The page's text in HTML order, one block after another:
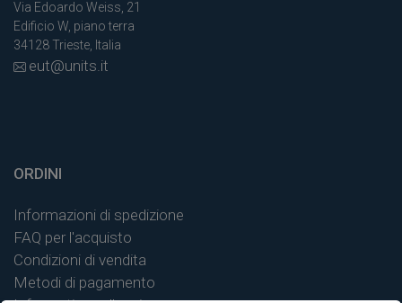
Via Edoardo Weiss, 21
Edificio W, piano terra
34128 Trieste, Italia
eut@units.it
ORDINI
Informazioni di spedizione
FAQ per l'acquisto
Condizioni di vendita
Metodi di pagamento